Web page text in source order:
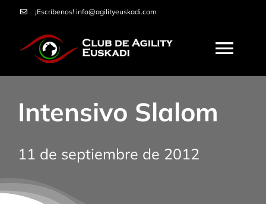
Saltar
contenido
¡Escríbenos! info@agilityeuskadi.com
Intensivo Slalom
11 de septiembre de 2012